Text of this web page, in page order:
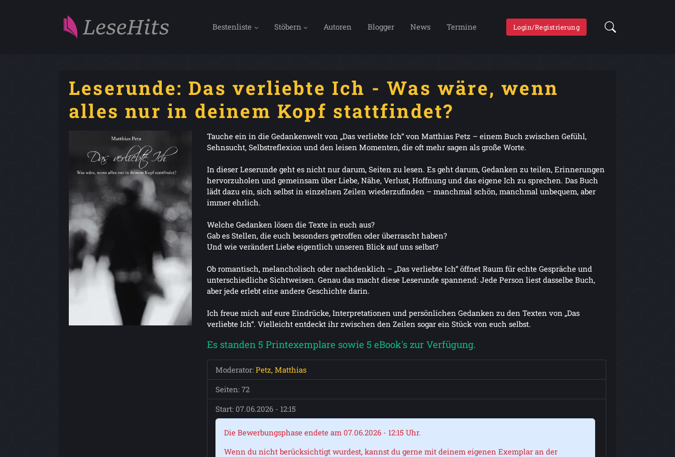
Bestenliste Stöbern Autoren Blogger News Termine Login/Registrierung
Leserunde: Das verliebte Ich - Was wäre, wenn
alles nur in deinem Kopf stattfindet?
Tauche ein in die Gedankenwelt von „Das verliebte Ich“ von Matthias Petz – einem Buch zwischen Gefühl,
Sehnsucht, Selbstreflexion und den leisen Momenten, die oft mehr sagen als große Worte.
In dieser Leserunde geht es nicht nur darum, Seiten zu lesen. Es geht darum, Gedanken zu teilen, Erinnerungen
hervorzuholen und gemeinsam über Liebe, Nähe, Verlust, Hoffnung und das eigene Ich zu sprechen. Das Buch
lädt dazu ein, sich selbst in einzelnen Zeilen wiederzufinden – manchmal schön, manchmal unbequem, aber
immer ehrlich.
Welche Gedanken lösen die Texte in euch aus?
Gab es Stellen, die euch besonders getroffen oder überrascht haben?
Und wie verändert Liebe eigentlich unseren Blick auf uns selbst?
Ob romantisch, melancholisch oder nachdenklich – „Das verliebte Ich“ öffnet Raum für echte Gespräche und
unterschiedliche Sichtweisen. Genau das macht diese Leserunde spannend: Jede Person liest dasselbe Buch,
aber jede erlebt eine andere Geschichte darin.
Ich freue mich auf eure Eindrücke, Interpretationen und persönlichen Gedanken zu den Texten von „Das
verliebte Ich“. Vielleicht entdeckt ihr zwischen den Zeilen sogar ein Stück von euch selbst.
Es standen 5 Printexemplare sowie 5 eBook's zur Verfügung.
Moderator: Petz, Matthias
Seiten: 72
Start: 07.06.2026 - 12:15
Die Bewerbungsphase endete am 07.06.2026 - 12:15 Uhr.
Wenn du nicht berücksichtigt wurdest, kannst du gerne mit deinem eigenen Exemplar an der